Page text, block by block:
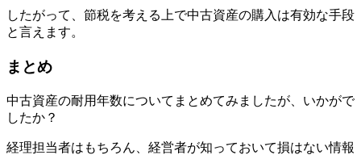
したがって、節税を考える上で中古資産の購入は有効な手段
と言えます。
まとめ
中古資産の耐用年数についてまとめてみましたが、いかがで
したか？
経理担当者はもちろん、経営者が知っておいて損はない情報